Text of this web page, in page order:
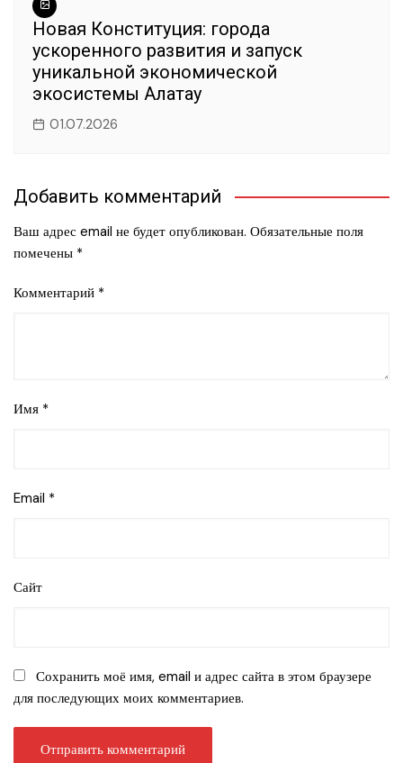
Новая Конституция: города
ускоренного развития и запуск
уникальной экономической
экосистемы Алатау
01.07.2026
Добавить комментарий
Ваш адрес email не будет опубликован. Обязательные поля
помечены *
Комментарий *
Имя *
Email *
Сайт
Сохранить моё имя, email и адрес сайта в этом браузере
для последующих моих комментариев.